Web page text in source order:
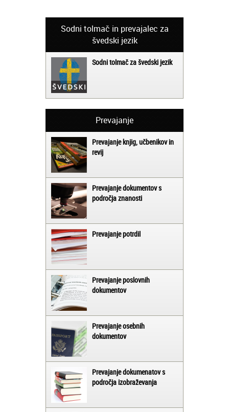
Sodni tolmač in prevajalec za
švedski jezik
Sodni tolmač za švedski jezik
Prevajanje
Prevajanje knjig, učbenikov in
revij
Prevajanje dokumentov s
področja znanosti
Prevajanje potrdil
Prevajanje poslovnih
dokumentov
Prevajanje osebnih
dokumentov
Prevajanje dokumenatov s
področja izobraževanja